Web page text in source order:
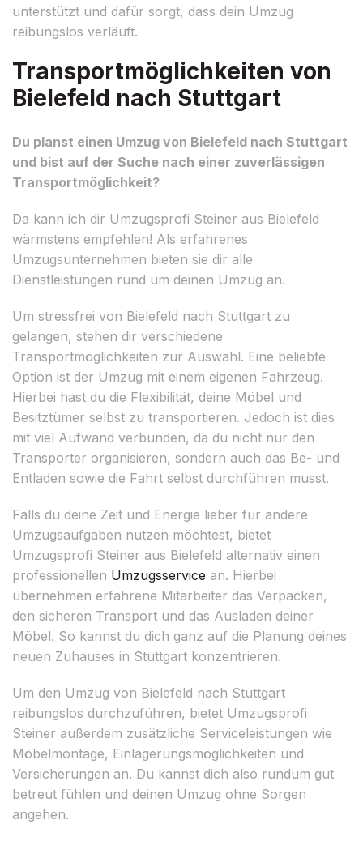
unterstützt und dafür sorgt, dass dein Umzug
reibungslos verläuft.
Transportmöglichkeiten von
Bielefeld nach Stuttgart
Du planst einen Umzug von Bielefeld nach Stuttgart
und bist auf der Suche nach einer zuverlässigen
Transportmöglichkeit?
Da kann ich dir Umzugsprofi Steiner aus Bielefeld
wärmstens empfehlen! Als erfahrenes
Umzugsunternehmen bieten sie dir alle
Dienstleistungen rund um deinen Umzug an.
Um stressfrei von Bielefeld nach Stuttgart zu
gelangen, stehen dir verschiedene
Transportmöglichkeiten zur Auswahl. Eine beliebte
Option ist der Umzug mit einem eigenen Fahrzeug.
Hierbei hast du die Flexibilität, deine Möbel und
Besitztümer selbst zu transportieren. Jedoch ist dies
mit viel Aufwand verbunden, da du nicht nur den
Transporter organisieren, sondern auch das Be- und
Entladen sowie die Fahrt selbst durchführen musst.
Falls du deine Zeit und Energie lieber für andere
Umzugsaufgaben nutzen möchtest, bietet
Umzugsprofi Steiner aus Bielefeld alternativ einen
professionellen Umzugsservice an. Hierbei
übernehmen erfahrene Mitarbeiter das Verpacken,
den sicheren Transport und das Ausladen deiner
Möbel. So kannst du dich ganz auf die Planung deines
neuen Zuhauses in Stuttgart konzentrieren.
Um den Umzug von Bielefeld nach Stuttgart
reibungslos durchzuführen, bietet Umzugsprofi
Steiner außerdem zusätzliche Serviceleistungen wie
Möbelmontage, Einlagerungsmöglichkeiten und
Versicherungen an. Du kannst dich also rundum gut
betreut fühlen und deinen Umzug ohne Sorgen
angehen.